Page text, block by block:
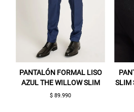
PANTALÓN FORMAL LISO
AZUL THE WILLOW SLIM
$ 89.990
SLIM